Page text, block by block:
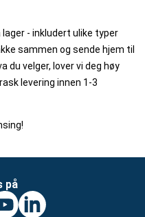
- inkludert ulike typer
sammen og sende hjem til
du velger, lover vi deg høy
levering innen 1-3
på